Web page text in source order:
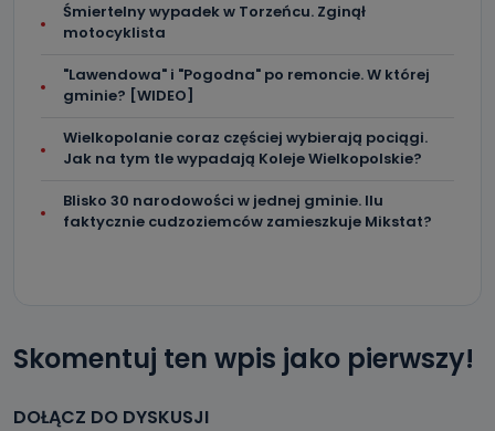
Śmiertelny wypadek w Torzeńcu. Zginął
motocyklista
"Lawendowa" i "Pogodna" po remoncie. W której
gminie? [WIDEO]
Wielkopolanie coraz częściej wybierają pociągi.
Jak na tym tle wypadają Koleje Wielkopolskie?
Blisko 30 narodowości w jednej gminie. Ilu
faktycznie cudzoziemców zamieszkuje Mikstat?
Skomentuj ten wpis jako pierwszy!
DOŁĄCZ DO DYSKUSJI